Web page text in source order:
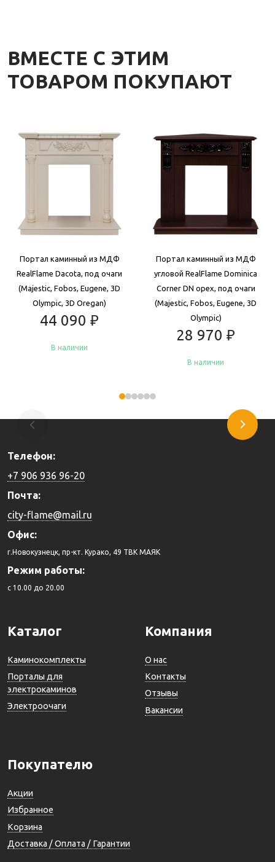
ВМЕСТЕ С ЭТИМ
ТОВАРОМ ПОКУПАЮТ
Портал каминный из МДФ
RealFlame Dacota, под очаги
(Majestic, Fobos, Eugene, 3D
Olympic, 3D Oregan)
44 090 ₽
В наличии
Портал каминный из МДФ
угловой RealFlame Dominica
Corner DN орех, под очаги
(Majestic, Fobos, Eugene, 3D
Olympic)
28 970 ₽
В наличии
Телефон:
+7 906 936 96-20
Почта:
city-flame@mail.ru
Офис:
г.Новокузнецк, пр-кт. Курако, 49 ТВК МАЯК
Режим работы:
c 10.00 до 20.00
Каталог
Каминокомплекты
Порталы для
электрокаминов
Электроочаги
Компания
О нас
Контакты
Отзывы
Вакансии
Покупателю
Акции
Избранное
Корзина
Доставка / Оплата / Гарантии